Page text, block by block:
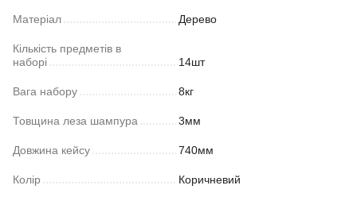
Матеріал Дерево
Кількість предметів в
наборі
14шт
Вага набору 8кг
Товщина леза шампура 3мм
Довжина кейсу 740мм
Колір Коричневий